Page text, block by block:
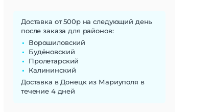
Доставка от 500р на следующий день
после заказа для районов:
Ворошиловский
Будёновский
Пролетарский
Калининский
Доставка в Донецк из Мариуполя в
течение 4 дней